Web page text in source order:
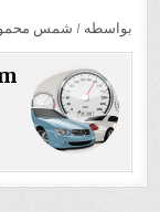
بواسطه / شمس